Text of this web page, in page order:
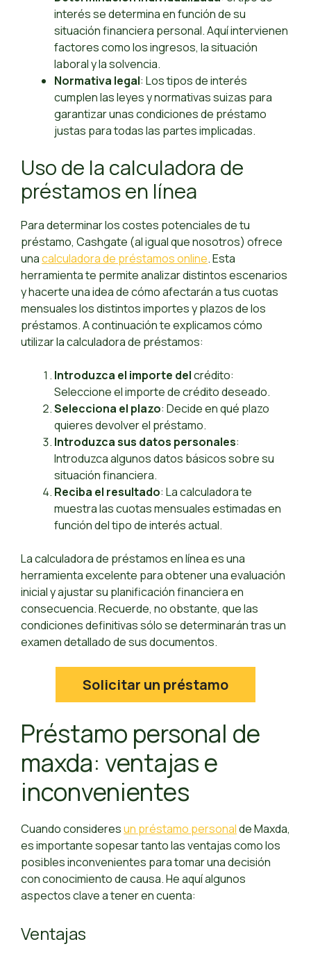
interés se determina en función de su
situación financiera personal. Aquí intervienen
factores como los ingresos, la situación
laboral y la solvencia.
Normativa legal: Los tipos de interés
cumplen las leyes y normativas suizas para
garantizar unas condiciones de préstamo
justas para todas las partes implicadas.
Uso de la calculadora de
préstamos en línea
Para determinar los costes potenciales de tu
préstamo, Cashgate (al igual que nosotros) ofrece
unacalculadora de préstamos online. Esta
herramienta te permite analizar distintos escenarios
y hacerte una idea de cómo afectarán a tus cuotas
mensuales los distintos importes y plazos de los
préstamos. A continuación te explicamos cómo
utilizar la calculadora de préstamos:
Introduzca el importe delcrédito:
Seleccione el importe de crédito deseado.
Selecciona el plazo: Decide en qué plazo
quieres devolver el préstamo.
Introduzca sus datos personales:
Introduzca algunos datos básicos sobre su
situación financiera.
Reciba el resultado: La calculadora te
muestra las cuotas mensuales estimadas en
función del tipo de interés actual.
La calculadora de préstamos en línea es una
herramienta excelente para obtener una evaluación
inicial y ajustar su planificación financiera en
consecuencia. Recuerde, no obstante, que las
condiciones definitivas sólo se determinarán tras un
examen detallado de sus documentos.
Solicitar un préstamo
Préstamo personal de
maxda: ventajas e
inconvenientes
Cuando consideresun préstamo personalde Maxda,
es importante sopesar tanto las ventajas como los
posibles inconvenientes para tomar una decisión
con conocimiento de causa. He aquí algunos
aspectos clave a tener en cuenta:
Ventajas